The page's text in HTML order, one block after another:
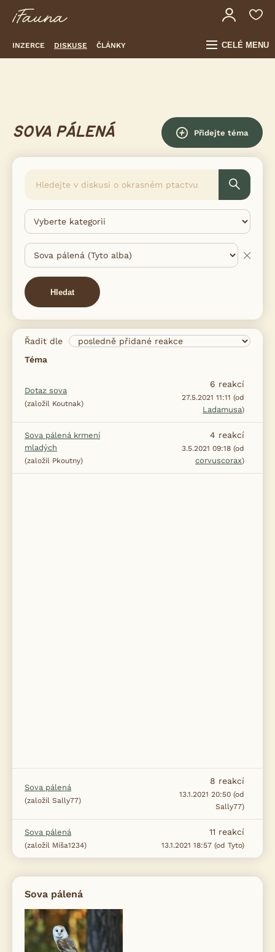
INZERCE DISKUSE ČLÁNKY CELÉ MENU
SOVA PÁLENÁ Přidejte téma
Hledat
Řadit dle
Téma
Dotaz sova
(založil Koutnak)
6 reakcí
27.5.2021 11:11 (od
Ladamusa)
Sova pálená krmení
mladých
(založil Pkoutny)
4 reakcí
3.5.2021 09:18 (od
corvuscorax)
Sova pálená
(založil Sally77)
8 reakcí
13.1.2021 20:50 (od
Sally77)
Sova pálená
(založil Míša1234)
11 reakcí
13.1.2021 18:57 (od Tyto)
Sova pálená